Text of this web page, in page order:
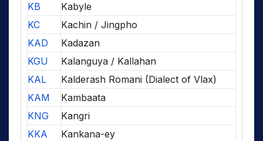
KB
Kabyle
KC
Kachin / Jingpho
KAD
Kadazan
KGU
Kalanguya / Kallahan
KAL
Kalderash Romani (Dialect of Vlax)
KAM
Kambaata
KNG
Kangri
KKA
Kankana-ey